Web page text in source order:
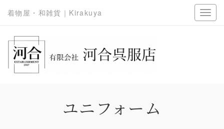
着物屋・和雑貨｜Kirakuya
ユニフォーム